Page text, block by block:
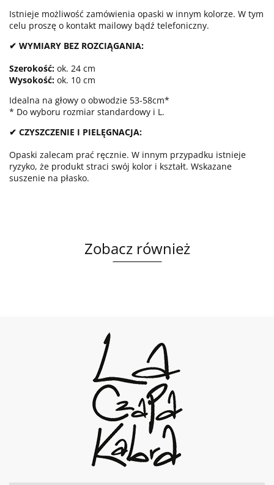
Istnieje możliwość zamówienia opaski w innym kolorze. W tym
celu proszę o kontakt mailowy bądź telefoniczny.
✔ WYMIARY BEZ ROZCIĄGANIA:
Szerokość: ok. 24 cm
Wysokość: ok. 10 cm
Idealna na głowy o obwodzie 53-58cm*
* Do wyboru rozmiar standardowy i L.
✔ CZYSZCZENIE I PIELĘGNACJA:
Opaski zalecam prać ręcznie. W innym przypadku istnieje
ryzyko, że produkt straci swój kolor i kształt. Wskazane
suszenie na płasko.
Zobacz również